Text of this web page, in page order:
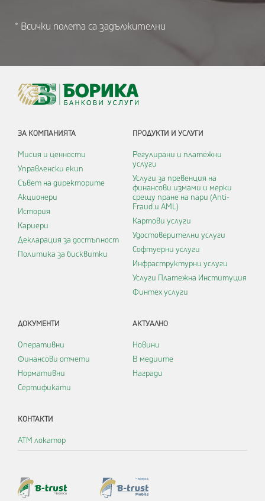
* Всички полета са задължителни
ЗА КОМПАНИЯТА
Мисия и ценности
Управленски екип
Съвет на директорите
Акционери
История
Кариери
Декларация за достъпност
Политика за бисквитки
ПРОДУКТИ И УСЛУГИ
Регулирани и платежни
услуги
Услуги за превенция на
финансови измами и мерки
срещу пране на пари (Anti-
Fraud и AML)
Картови услуги
Удостоверителни услуги
Софтуерни услуги
Инфраструктурни услуги
Услуги Платежна Институция
Финтех услуги
ДОКУМЕНТИ
Оперативни
Финансови отчети
Нормативни
Сертификати
АКТУАЛНО
Новини
В медиите
Награди
КОНТАКТИ
АТМ локатор